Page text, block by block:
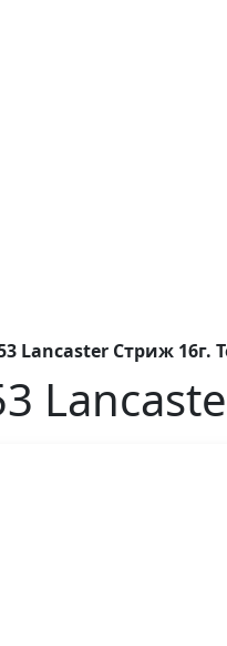
Lancaster Стриж 16г.